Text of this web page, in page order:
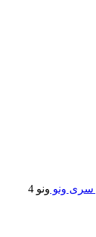
سری ونو ونو 4